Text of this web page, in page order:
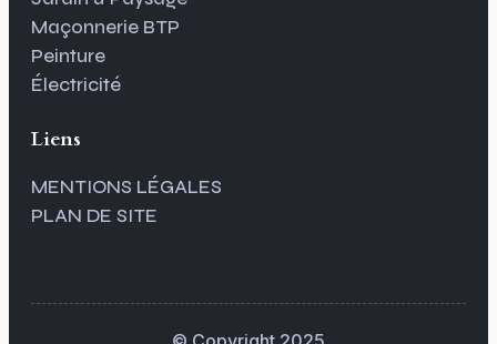
Maçonnerie BTP
Peinture
Électricité
Liens
MENTIONS LÉGALES
PLAN DE SITE